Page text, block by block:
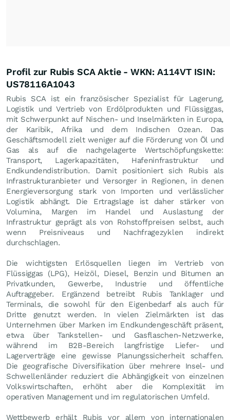
Profil zur Rubis SCA Aktie - WKN: A114VT ISIN:
US78116A1043
Rubis SCA ist ein französischer Spezialist für Lagerung,
Logistik und Vertrieb von Erdölprodukten und Flüssiggas,
mit Schwerpunkt auf Nischen- und Inselmärkten in Europa,
der Karibik, Afrika und dem Indischen Ozean. Das
Geschäftsmodell zielt weniger auf die Förderung von Öl und
Gas als auf die nachgelagerte Wertschöpfungskette:
Transport, Lagerkapazitäten, Hafeninfrastruktur und
Endkundendistribution. Damit positioniert sich Rubis als
Infrastrukturanbieter und Versorger in Regionen, in denen
Energieversorgung stark von Importen und verlässlicher
Logistik abhängt. Die Ertragslage ist daher stärker von
Volumina, Margen im Handel und Auslastung der
Infrastruktur geprägt als von Rohstoffpreisen selbst, auch
wenn Preisniveaus und Nachfragezyklen indirekt
durchschlagen.
Die wichtigsten Erlösquellen liegen im Vertrieb von
Flüssiggas (LPG), Heizöl, Diesel, Benzin und Bitumen an
Privatkunden, Gewerbe, Industrie und öffentliche
Auftraggeber. Ergänzend betreibt Rubis Tanklager und
Terminals, die sowohl für den Eigenbedarf als auch für
Dritte genutzt werden. In vielen Zielmärkten ist das
Unternehmen über Marken im Endkundengeschäft präsent,
etwa über Tankstellen- und Gasflaschen-Netzwerke,
während im B2B-Bereich langfristige Liefer- und
Lagerverträge eine gewisse Planungssicherheit schaffen.
Die geografische Diversifikation über mehrere Insel- und
Schwellenländer reduziert die Abhängigkeit von einzelnen
Volkswirtschaften, erhöht aber die Komplexität im
operativen Management und im regulatorischen Umfeld.
Wettbewerb erhält Rubis vor allem von internationalen